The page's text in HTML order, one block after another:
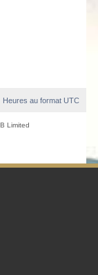
Heures au formatUTC
Limited